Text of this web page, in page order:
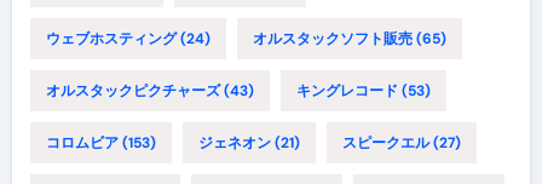
ウェブホスティング(24) オルスタックソフト販売(65)
オルスタックピクチャーズ(43) キングレコード (53)
コロムビア(153) ジェネオン(21) スピークエル(27)